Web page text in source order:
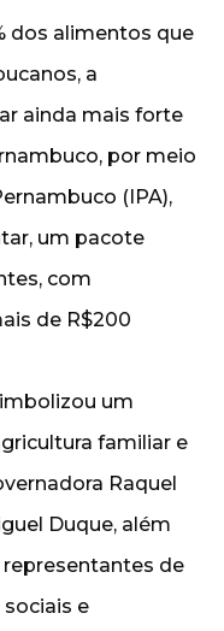
dos alimentos que
a
ainda mais forte
por meio
(IPA),
um pacote
com
de R$200
um
familiar e
Raquel
Duque, além
de
sociais e